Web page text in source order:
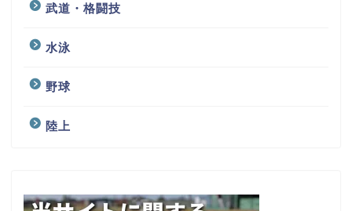
武道・格闘技
水泳
野球
陸上